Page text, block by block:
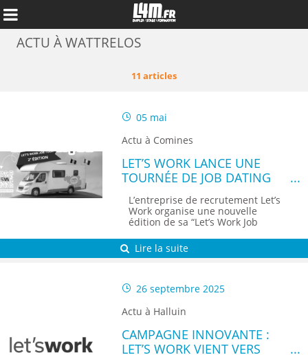
ACTU À WATTRELOS
11 articles
05 mai
Actu à Comines
LET’S WORK LANCE UNE
TOURNÉE DE JOB DATING
RECRUTER EN BELGIQUE
L’entreprise de recrutement Let’s
Work organise une nouvelle
édition de sa “Let’s Work Job
Lire la suite
26 septembre 2025
Actu à Halluin
CAMPAGNE INNOVANTE :
LET’S WORK VIENT VERS